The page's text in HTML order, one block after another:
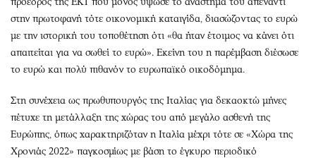
στην πρωτοφανή τότε οικονομική καταιγίδα, διασώζοντας το ευρώ
με την ιστορική του τοποθέτηση ότι «θα ήταν έτοιμος να κάνει ότι
απαιτείται για να σωθεί το ευρώ». Εκείνη του η παρέμβαση διέσωσε
το ευρώ και πολύ πιθανόν το ευρωπαϊκό οικοδόμημα.
Στη συνέχεια ως πρωθυπουργός της Ιταλίας για δεκαοκτώ μήνες
πέτυχε τη μετάλλαξη της χώρας του από μεγάλο ασθενή της
Ευρώπης, όπως χαρακτηριζόταν η Ιταλία μέχρι τότε σε «Χώρα της
Χρονιάς 2022» παγκοσμίως με βάση το έγκυρο περιοδικό